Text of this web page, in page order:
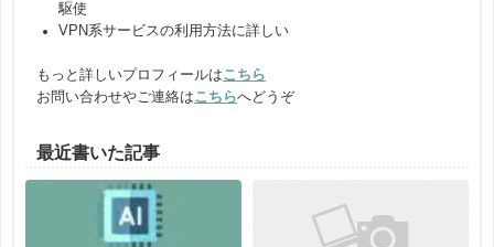
駆使
VPN系サービスの利用方法に詳しい
もっと詳しいプロフィールはこちら
お問い合わせやご連絡はこちらへどうぞ
最近書いた記事